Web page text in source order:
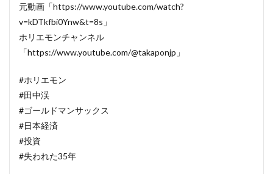
元動画「https://www.youtube.com/watch?
v=kDTkfbi0Ynw&t=8s」
ホリエモンチャンネル
「https://www.youtube.com/@takaponjp」
#ホリエモン
#田中渓
#ゴールドマンサックス
#日本経済
#投資
#失われた35年